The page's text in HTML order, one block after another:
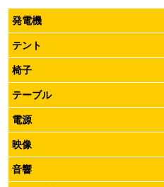
発電機
テント
椅子
テーブル
電源
映像
音響